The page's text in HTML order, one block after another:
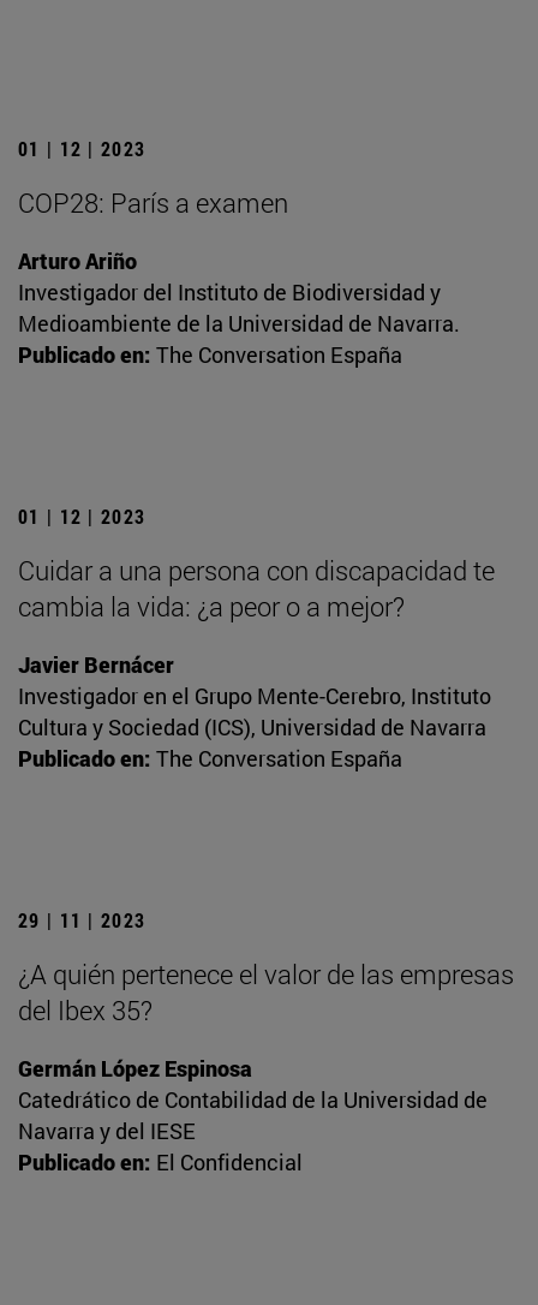
01 | 12 | 2023
COP28: París a examen
Arturo Ariño
Investigador del Instituto de Biodiversidad y
Medioambiente de la Universidad de Navarra.
Publicado en: The Conversation España
01 | 12 | 2023
Cuidar a una persona con discapacidad te
cambia la vida: ¿a peor o a mejor?
Javier Bernácer
Investigador en el Grupo Mente-Cerebro, Instituto
Cultura y Sociedad (ICS), Universidad de Navarra
Publicado en: The Conversation España
29 | 11 | 2023
¿A quién pertenece el valor de las empresas
del Ibex 35?
Germán López Espinosa
Catedrático de Contabilidad de la Universidad de
Navarra y del IESE
Publicado en: El Confidencial